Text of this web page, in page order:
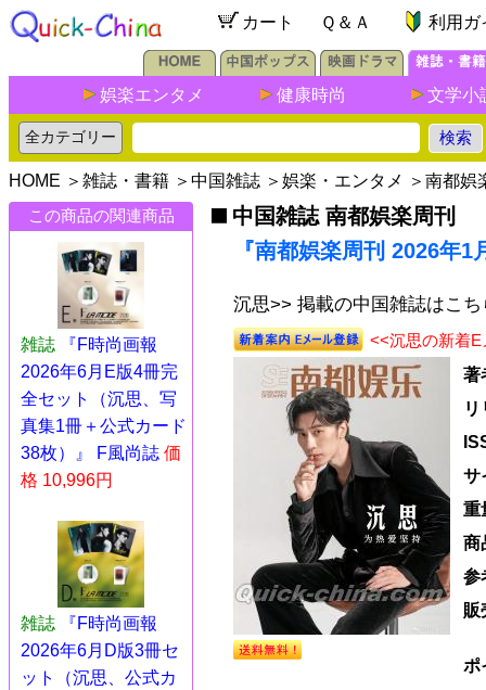
カート Ｑ＆Ａ 利用ガ
娯楽エンタメ 健康時尚 文学小
HOME ＞ 雑誌・書籍 ＞ 中国雑誌 ＞ 娯楽・エンタメ ＞ 南都娯
この商品の関連商品
雑誌
『F時尚画報
2026年6月E版4冊完
全セット（沉思、写
真集1冊＋公式カード
38枚）』 F風尚誌 価
格 10,996円
雑誌
『F時尚画報
2026年6月D版3冊セ
ット（沉思、公式カ
中国雑誌 南都娯楽周刊
『南都娯楽周刊 2026年1
沉思>> 掲載の中国雑誌はこち
<<沉思の新着
著
サ
重
商
参
販
ポ